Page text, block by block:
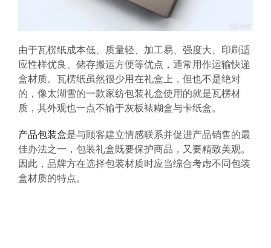
由于瓦楞纸成本低、质量轻、加工易、强度大、印刷适
应性样优良、储存搬运方便等优点，通常用作运输快递
盒材质。瓦楞纸虽然很少用在礼盒上，但也不是绝对
的，像太湖雪的一款家纺包装礼盒使用的就是瓦楞材
质，其外观也一点不输于灰板裱糊盒与卡纸盒。
产品包装盒是与顾客建立情感联系并促进产品销售的最
佳办法之一，包装礼盒既要保护商品，又要精致美观。
因此，品牌方在选择包装材质时应当综合考虑不同包装
盒材质的特点。